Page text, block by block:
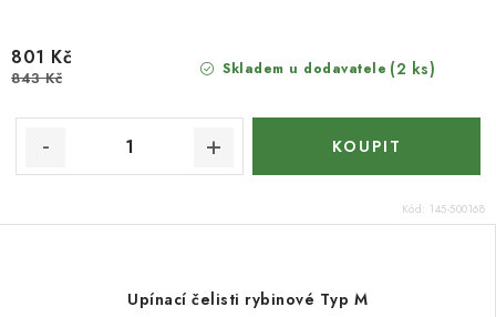
Skladem u dodavatele (2 ks)
801 Kč
843 Kč
Kód: 145-500168
Upínací čelisti rybinové Typ M